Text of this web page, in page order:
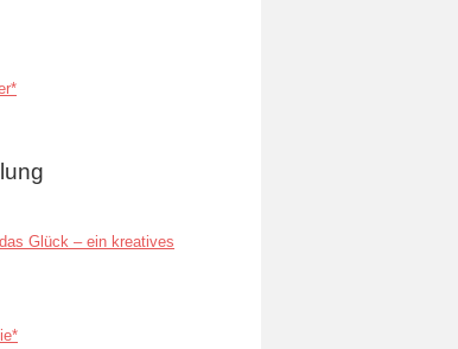
Glück – ein kreatives